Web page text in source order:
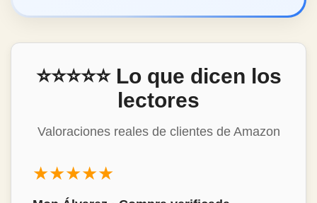
⭐⭐⭐⭐⭐ Lo que dicen los
lectores
Valoraciones reales de clientes de Amazon
★★★★★